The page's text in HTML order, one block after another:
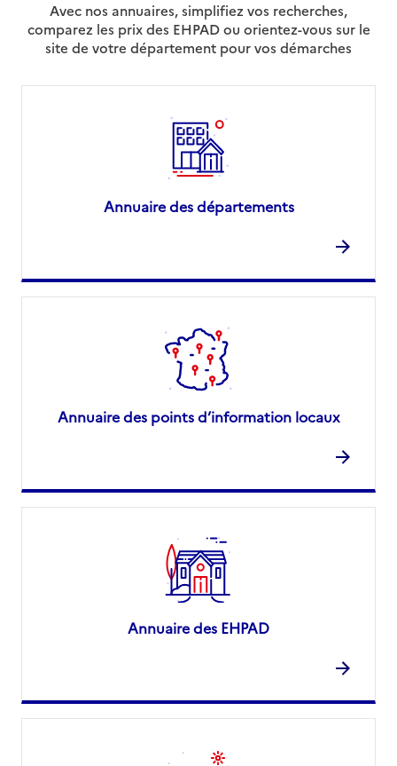
Avec nos annuaires, simplifiez vos recherches,
comparez les prix des EHPAD ou orientez-vous sur le
site de votre département pour vos démarches
Annuaire des départements
Annuaire des points d’information locaux
Annuaire des EHPAD